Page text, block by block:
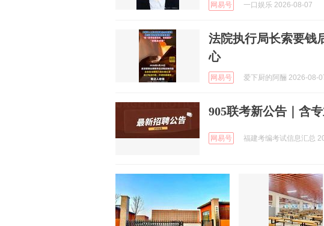
网易号 一口娱乐 2026-08-07
法院执行局长索要钱
心
网易号 爱下厨的阿酾 2026-08-
905联考新公告｜含
网易号 福建考编考试信息汇总